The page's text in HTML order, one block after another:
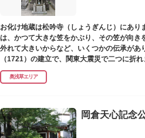
お化け地蔵は松吟寺（しょうぎんじ）にあり
は、かつて大きな笠をかぶり、その笠が向き
外れて大きいからなど、いくつかの伝承があ
（1721）の建立で、関東大震災で二つに折
ています。常夜灯は、寛政2年（1790）に建
奥浅草エリア
岡倉天心記念